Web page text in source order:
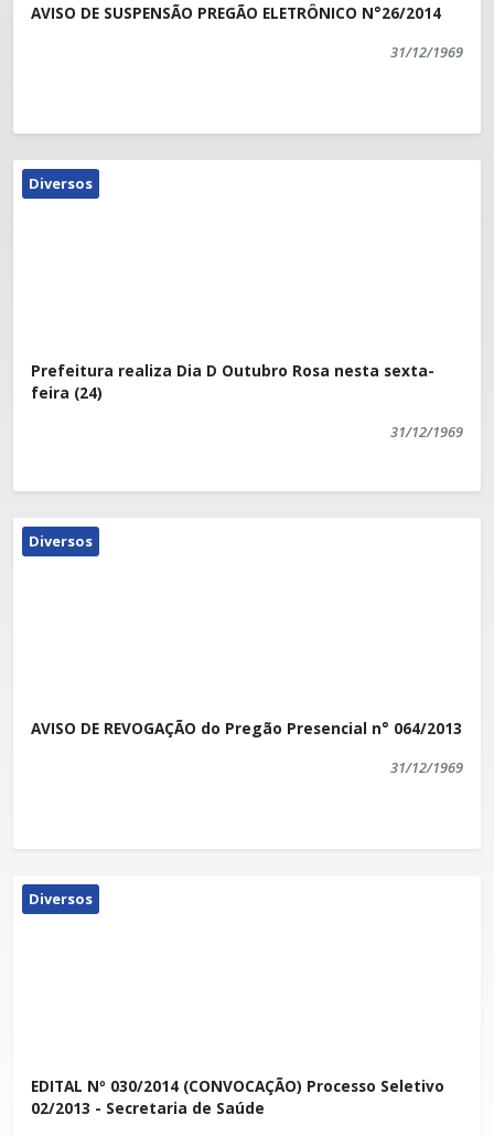
AVISO DE SUSPENSÃO PREGÃO ELETRÔNICO N°26/2014
31/12/1969
Diversos
Prefeitura realiza Dia D Outubro Rosa nesta sexta-
feira (24)
31/12/1969
Diversos
AVISO DE REVOGAÇÃO do Pregão Presencial n° 064/2013
31/12/1969
Diversos
EDITAL Nº 030/2014 (CONVOCAÇÃO) Processo Seletivo
02/2013 - Secretaria de Saúde